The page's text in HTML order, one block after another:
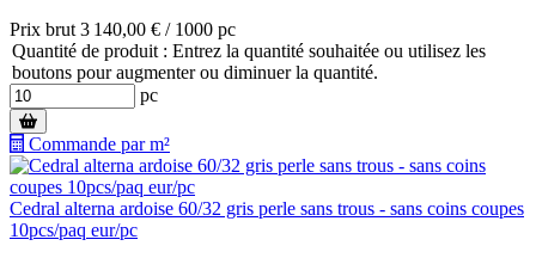
Prix brut 3 140,00 € / 1000 pc
Quantité de produit : Entrez la quantité souhaitée ou utilisez les
boutons pour augmenter ou diminuer la quantité.
pc
Commande par m²
Cedral alterna ardoise 60/32 gris perle sans trous - sans coins coupes
10pcs/paq eur/pc